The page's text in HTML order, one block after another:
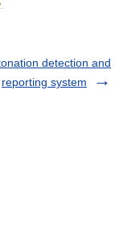
detection and
reporting system